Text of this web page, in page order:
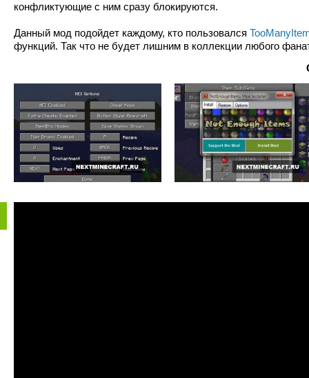
конфликтующие с ним сразу блокируются.
Данный мод подойдет каждому, кто пользовался
функций. Так что не будет лишним в коллекции любого